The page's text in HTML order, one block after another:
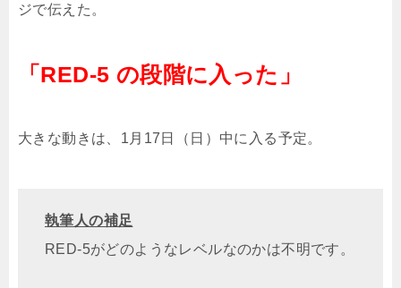
ジで伝えた。
「RED-5 の段階に入った」
大きな動きは、1月17日（日）中に入る予定。
執筆人の補足
RED-5がどのようなレベルなのかは不明です。